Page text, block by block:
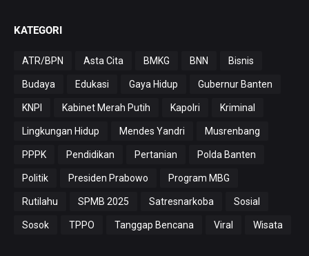
KATEGORI
ATR/BPN Asta Cita BMKG BNN Bisnis
Budaya Edukasi Gaya Hidup Gubernur Banten
KNPI Kabinet Merah Putih Kapolri Kriminal
Lingkungan Hidup Mendes Yandri Musrenbang
PPPK Pendidikan Pertanian Polda Banten
Politik Presiden Prabowo Program MBG
Rutilahu SPMB 2025 Satresnarkoba Sosial
Sosok TPPO Tanggap Bencana Viral Wisata